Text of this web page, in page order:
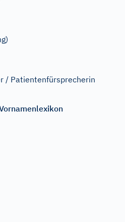
/ Patientenfürsprecherin